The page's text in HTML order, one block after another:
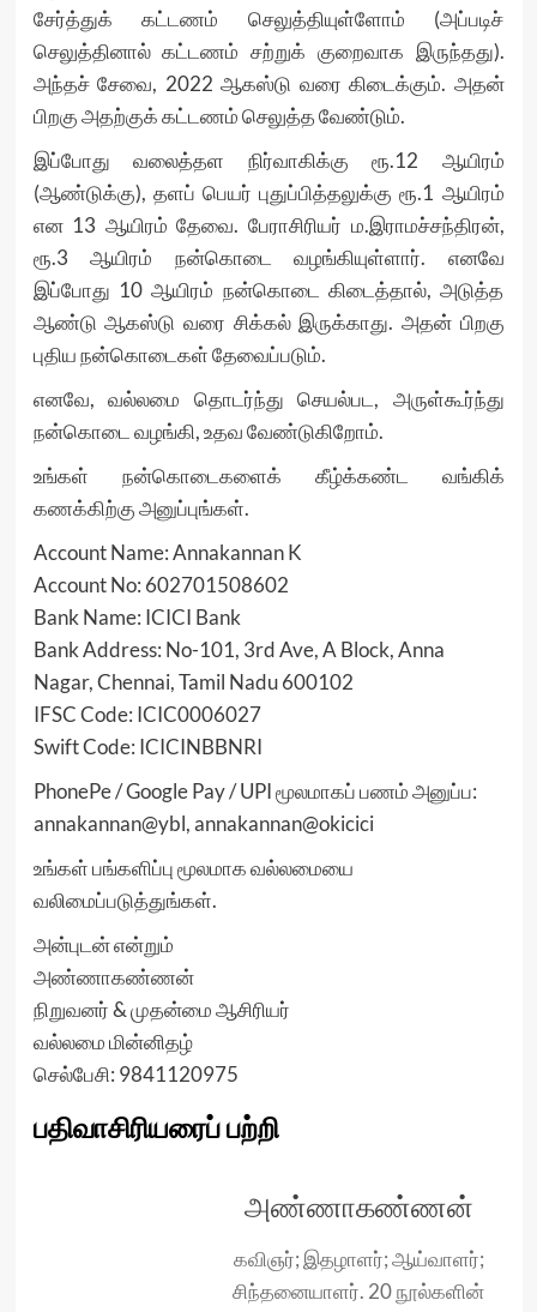
சேர்த்துக் கட்டணம் செலுத்தியுள்ளோம் (அப்படிச்
செலுத்தினால் கட்டணம் சற்றுக் குறைவாக இருந்தது).
அந்தச் சேவை, 2022 ஆகஸ்டு வரை கிடைக்கும். அதன்
பிறகு அதற்குக் கட்டணம் செலுத்த வேண்டும்.
இப்போது வலைத்தள நிர்வாகிக்கு ரூ.12 ஆயிரம்
(ஆண்டுக்கு), தளப் பெயர் புதுப்பித்தலுக்கு ரூ.1 ஆயிரம்
என 13 ஆயிரம் தேவை. பேராசிரியர் ம.இராமச்சந்திரன்,
ரூ.3 ஆயிரம் நன்கொடை வழங்கியுள்ளார். எனவே
இப்போது 10 ஆயிரம் நன்கொடை கிடைத்தால், அடுத்த
ஆண்டு ஆகஸ்டு வரை சிக்கல் இருக்காது. அதன் பிறகு
புதிய நன்கொடைகள் தேவைப்படும்.
எனவே, வல்லமை தொடர்ந்து செயல்பட, அருள்கூர்ந்து
நன்கொடை வழங்கி, உதவ வேண்டுகிறோம்.
உங்கள் நன்கொடைகளைக் கீழ்க்கண்ட வங்கிக்
கணக்கிற்கு அனுப்புங்கள்.
Account Name: Annakannan K
Account No: 602701508602
Bank Name: ICICI Bank
Bank Address: No-101, 3rd Ave, A Block, Anna
Nagar, Chennai, Tamil Nadu 600102
IFSC Code: ICIC0006027
Swift Code: ICICINBBNRI
PhonePe / Google Pay / UPI மூலமாகப் பணம் அனுப்ப:
annakannan@ybl, annakannan@okicici
உங்கள் பங்களிப்பு மூலமாக வல்லமையை
வலிமைப்படுத்துங்கள்.
அன்புடன் என்றும்
அண்ணாகண்ணன்
நிறுவனர் & முதன்மை ஆசிரியர்
வல்லமை மின்னிதழ்
செல்பேசி: 9841120975
பதிவாசிரியரைப் பற்றி
அண்ணாகண்ணன்
கவிஞர்; இதழாளர்; ஆய்வாளர்;
சிந்தனையாளர். 20 நூல்களின்